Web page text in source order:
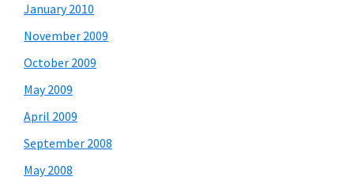
January 2010
November 2009
October 2009
May 2009
April 2009
September 2008
May 2008